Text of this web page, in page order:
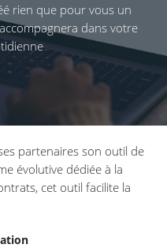
rien que pour vous un
dans votre
partenaires son outil de
évolutive dédiée à la
cet outil facilite la